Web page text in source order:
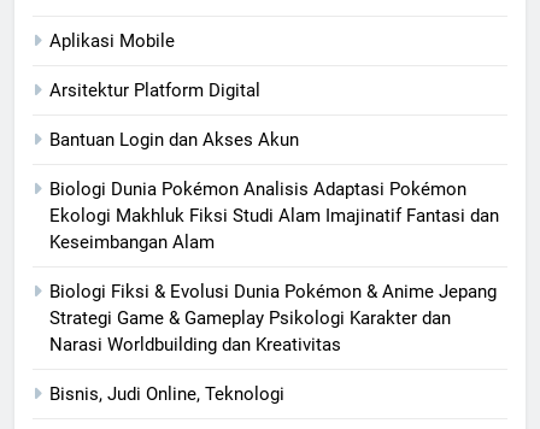
Aplikasi Mobile
Arsitektur Platform Digital
Bantuan Login dan Akses Akun
Biologi Dunia Pokémon Analisis Adaptasi Pokémon
Ekologi Makhluk Fiksi Studi Alam Imajinatif Fantasi dan
Keseimbangan Alam
Biologi Fiksi & Evolusi Dunia Pokémon & Anime Jepang
Strategi Game & Gameplay Psikologi Karakter dan
Narasi Worldbuilding dan Kreativitas
Bisnis, Judi Online, Teknologi